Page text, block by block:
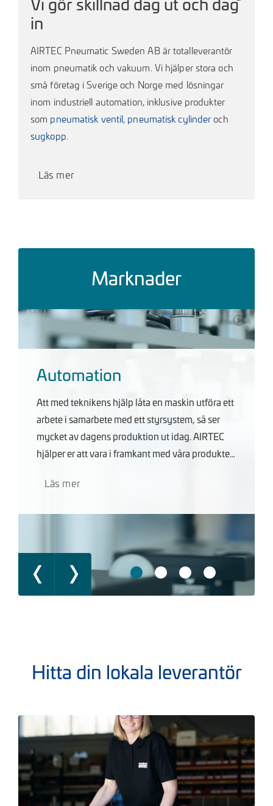
Vi gör skillnad dag ut och dag
in
AIRTEC Pneumatic Sweden AB är totalleverantör
inom pneumatik och vakuum. Vi hjälper stora och
små företag i Sverige och Norge med lösningar
inom industriell automation, inklusive produkter
som pneumatisk ventil, pneumatisk cylinder och
sugkopp.
Läs mer
Marknader
Automation
Att med teknikens hjälp låta en maskin utföra ett
arbete i samarbete med ett styrsystem, så ser
mycket av dagens produktion ut idag. AIRTEC
hjälper er att vara i framkant med våra produkter
och servicegrad.
Läs mer
Hitta din lokala leverantör